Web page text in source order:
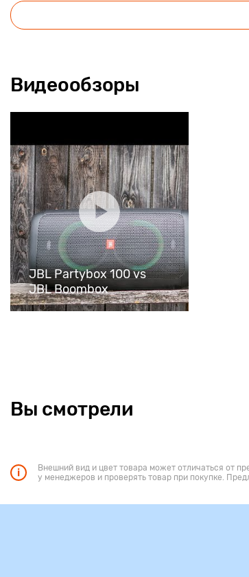
Видеообзоры
JBL Partybox 100 vs
JBL Boombox
Вы смотрели
Внешний вид и цвет товара может отличаться от
у менеджеров и проверять товар при покупке.